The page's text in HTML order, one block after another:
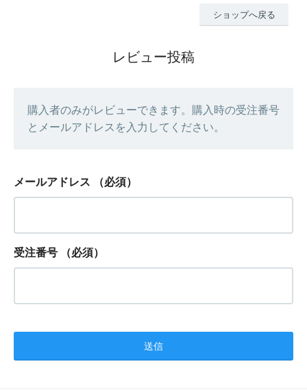
ショップへ戻る
レビュー投稿
購入者のみがレビューできます。購入時の受注番号
とメールアドレスを入力してください。
メールアドレス （必須）
受注番号 （必須）